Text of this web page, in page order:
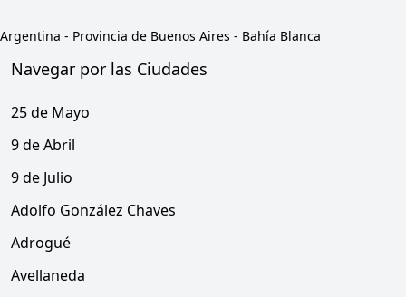
Argentina - Provincia de Buenos Aires - Bahía Blanca
Navegar por las Ciudades
25 de Mayo
9 de Abril
9 de Julio
Adolfo González Chaves
Adrogué
Avellaneda